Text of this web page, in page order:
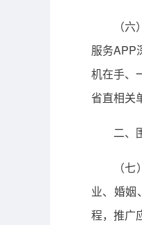
（
服务APP
机在手、
省直相关
二、
（
业、婚姻
程，推广